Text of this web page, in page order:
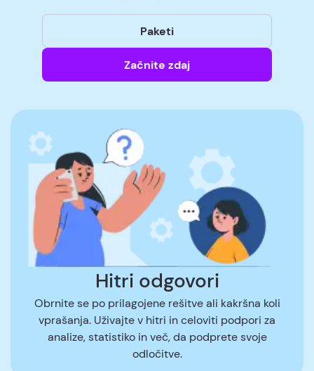
Paketi
Začnite zdaj
Hitri odgovori
Obrnite se po prilagojene rešitve ali kakršna koli
vprašanja. Uživajte v hitri in celoviti podpori za
analize, statistiko in več, da podprete svoje
odločitve.